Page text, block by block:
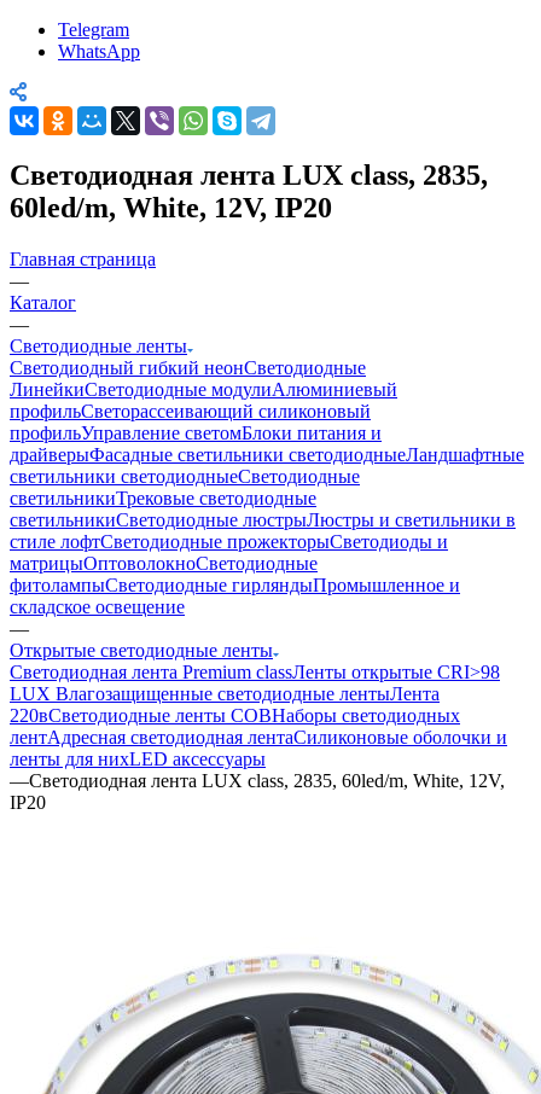
Telegram
WhatsApp
Светодиодная лента LUX class, 2835,
60led/m, White, 12V, IP20
Главная страница
—
Каталог
—
Светодиодные ленты
Светодиодный гибкий неонСветодиодные
ЛинейкиСветодиодные модулиАлюминиевый
профильСветорассеивающий силиконовый
профильУправление светомБлоки питания и
драйверыФасадные светильники светодиодныеЛандшафтные
светильники светодиодныеСветодиодные
светильникиТрековые светодиодные
светильникиСветодиодные люстрыЛюстры и светильники в
стиле лофтСветодиодные прожекторыСветодиоды и
матрицыОптоволокноСветодиодные
фитолампыСветодиодные гирляндыПромышленное и
складское освещение
—
Открытые светодиодные ленты
Светодиодная лента Premium classЛенты открытые CRI>98
LUX Влагозащищенные светодиодные лентыЛента
220вСветодиодные ленты COBНаборы светодиодных
лентАдресная светодиодная лентаСиликоновые оболочки и
ленты для нихLED аксессуары
—Светодиодная лента LUX class, 2835, 60led/m, White, 12V,
IP20